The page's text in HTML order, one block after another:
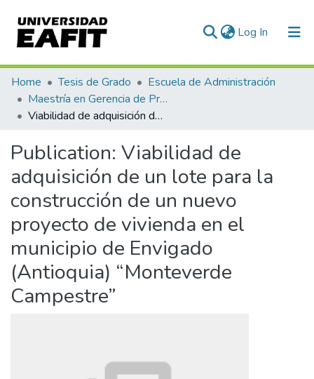
Log In (current)
Communities & Collections
All of DSpace
Home Tesis de Grado
Escuela de Administración
Maestría en Gerencia de Proyectos (Tesis)
Viabilidad de adquisición de un lote para la construcción de un nuevo proyecto de vivienda en el municipio de Envigado (Antioquia) “Monteverde Campestre”
Publication: Viabilidad de
adquisición de un lote para la
construcción de un nuevo
proyecto de vivienda en el
municipio de Envigado
(Antioquia) “Monteverde
Campestre”